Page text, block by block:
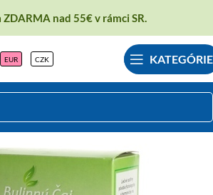
ZDARMA nad 55€ v rámci SR.
EUR CZK KATEGÓRIE